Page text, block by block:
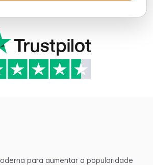
para aumentar a popularidade